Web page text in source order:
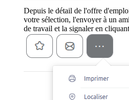
Depuis le détail de l'offre
votre sélection, l'envoyer à un
de travail et la signaler en